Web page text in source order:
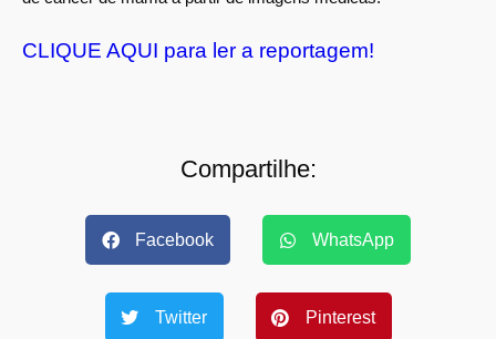
CLIQUE AQUI para ler a reportagem!
Compartilhe:
Facebook WhatsApp
Twitter Pinterest